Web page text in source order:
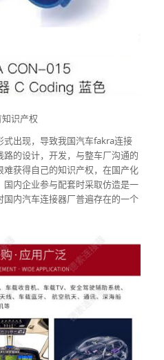
识产权
出现，导致我国汽车fakra连接
的设计，开发，与整车厂沟通的
获得自己的知识产权，在国产化
内企业参与配套时采取仿造是一
内汽车连接器厂普遍存在的一个